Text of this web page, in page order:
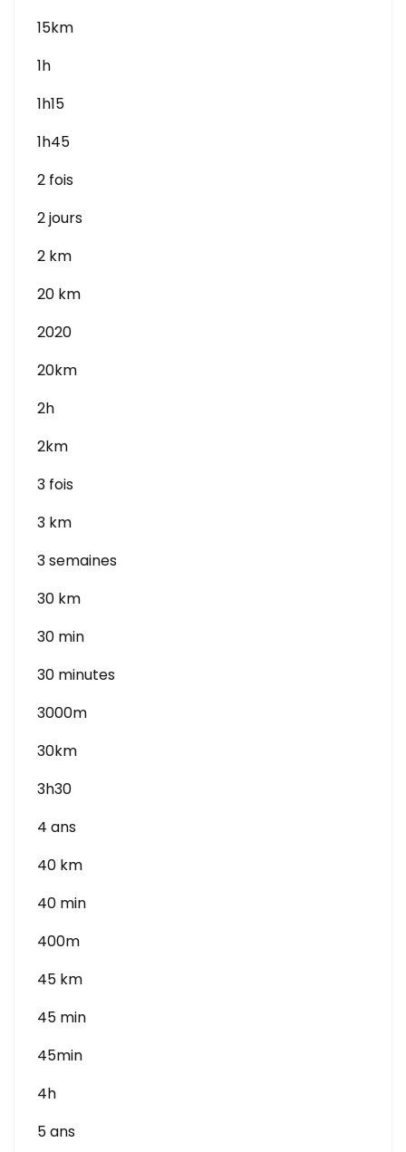
15km
1h
1h15
1h45
2 fois
2 jours
2 km
20 km
2020
20km
2h
2km
3 fois
3 km
3 semaines
30 km
30 min
30 minutes
3000m
30km
3h30
4 ans
40 km
40 min
400m
45 km
45 min
45min
4h
5 ans